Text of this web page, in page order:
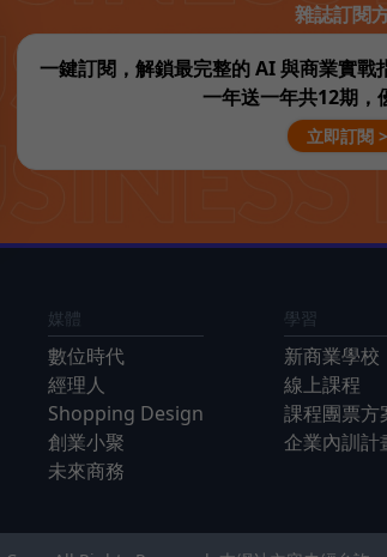
雜誌訂閱
一鍵訂閱，解鎖最完整的 AI 與商業實
一年送一年共12期，
立即訂閱
媒體
數位時代
經理人
Shopping Design
創業小聚
未來商務
學習
新商業學校
線上課程
課程團票方
企業內訓計